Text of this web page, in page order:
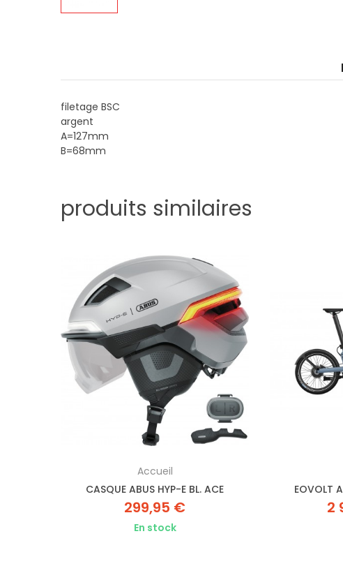
filetage BSC
argent
A=127mm
B=68mm
produits similaires
Accueil
CASQUE ABUS HYP-E BL. ACE
299,95 €
En stock
EOVOLT
2